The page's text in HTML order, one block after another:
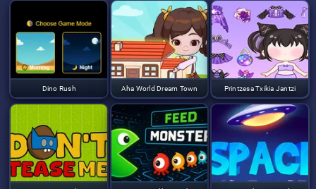
Dino Rush Aha World Dream Town Printzesa Txikia Jantzi